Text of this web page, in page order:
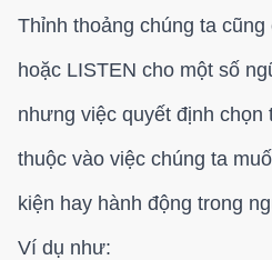
Thỉnh thoảng chúng ta
hoặc LISTEN cho một số
nhưng việc quyết định chọn
thuộc vào việc chúng ta
kiện hay hành động trong
Ví dụ như: